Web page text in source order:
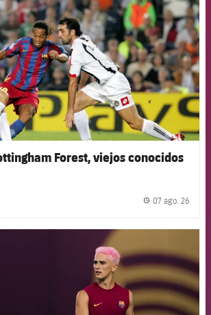
Forest, viejos conocidos
07 ago. 26
FCB Barcelona badge